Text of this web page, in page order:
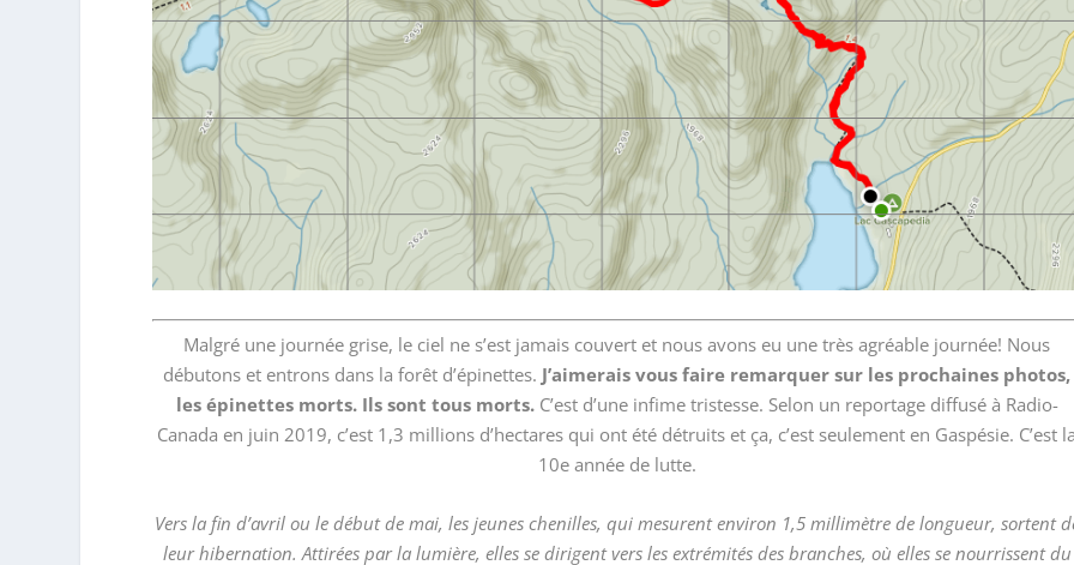
Malgré une journée grise, le ciel ne s’est jamais couvert et nous avons eu une très agréable journée! Nous
débutons et entrons dans la forêt d’épinettes. J’aimerais vous faire remarquer sur les prochaines photos,
les épinettes morts. Ils sont tous morts.C’est d’une infime tristesse. Selon un reportage diffusé à Radio-
Canada en juin 2019, c’est 1,3 millions d’hectares qui ont été détruits et ça, c’est seulement en Gaspésie. C’est
10e année de lutte.
Vers la fin d’avril ou le début de mai, les jeunes chenilles, qui mesurent environ 1,5 millimètre de longueur, sortent
leur hibernation. Attirées par la lumière, elles se dirigent vers les extrémités des branches, où elles se nourrissent du